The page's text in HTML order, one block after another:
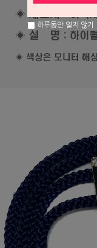
하루동안 열지 않기